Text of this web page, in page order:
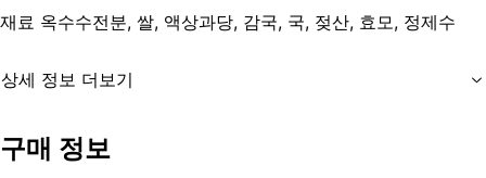
재료 옥수수전분, 쌀, 액상과당, 감국, 국, 젖산, 효모, 정제수
상세 정보 더보기
등록일
구매 정보